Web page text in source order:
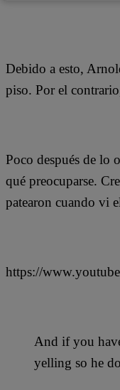
Debido a esto,
piso. Por el
Poco después de lo
qué preocuparse.
patearon cuando vi
https://
And if you
yelling so he